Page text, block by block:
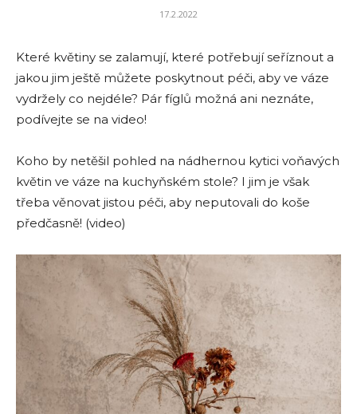
17.2.2022
Které květiny se zalamují, které potřebují seříznout a
jakou jim ještě můžete poskytnout péči, aby ve váze
vydržely co nejdéle? Pár fíglů možná ani neznáte,
podívejte se na video!
Koho by netěšil pohled na nádhernou kytici voňavých
květin ve váze na kuchyňském stole? I jim je však
třeba věnovat jistou péči, aby neputovali do koše
předčasně! (video)